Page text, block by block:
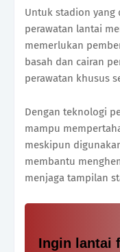
Untuk stadion
perawatan lantai
memerlukan
basah dan cairan
perawatan khusus
Dengan teknologi
mampu
meskipun
membantu
menjaga tampilan
Ingin lantai